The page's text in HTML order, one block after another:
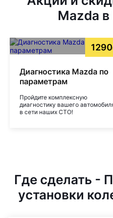
Mazda
Диагностика Mazda по
параметрам
Пройдите комплексную
диагностику вашего
в сети наших СТО!
Где сделать -
установки